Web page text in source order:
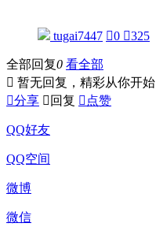
tugai7447 0 325
全部回复0 看全部
 暂无回复，精彩从你开始
分享  回复  点赞
QQ好友
QQ空间
微博
微信